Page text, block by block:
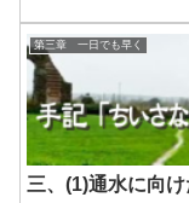
算議案提案説明を含
せ、柿原のとある病院
た。認知症が進みつつ
通院予定日がこの日だ
す。その頃の.....
第三章 一日でも早く
三、(1)通水に向